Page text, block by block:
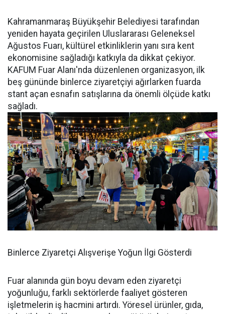
Kahramanmaraş Büyükşehir Belediyesi tarafından
yeniden hayata geçirilen Uluslararası Geleneksel
Ağustos Fuarı, kültürel etkinliklerin yanı sıra kent
ekonomisine sağladığı katkıyla da dikkat çekiyor.
KAFUM Fuar Alanı'nda düzenlenen organizasyon, ilk
beş gününde binlerce ziyaretçiyi ağırlarken fuarda
stant açan esnafın satışlarına da önemli ölçüde katkı
sağladı.
Binlerce Ziyaretçi Alışverişe Yoğun İlgi Gösterdi
Fuar alanında gün boyu devam eden ziyaretçi
yoğunluğu, farklı sektörlerde faaliyet gösteren
işletmelerin iş hacmini artırdı. Yöresel ürünler, gıda,